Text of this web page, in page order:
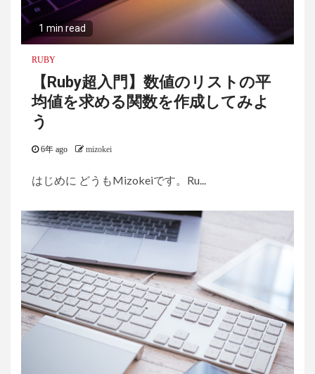
1 min read
RUBY
【Ruby超入門】数値のリストの平
均値を求める関数を作成してみよ
う
6年 ago mizokei
はじめに どうもMizokeiです。Ru...